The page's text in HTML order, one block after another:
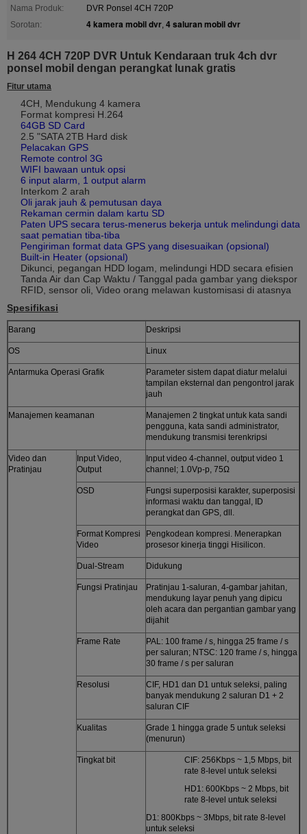
Nama Produk:
DVR Ponsel 4CH 720P
Sorotan:
4 kamera mobil dvr, 4 saluran mobil dvr
H 264 4CH 720P DVR Untuk Kendaraan truk 4ch dvr
ponsel mobil dengan perangkat lunak gratis
Fitur utama
4CH, Mendukung 4 kamera
Format kompresi H.264
64GB SD Card
2.5 "SATA 2TB Hard disk
Pelacakan GPS
Remote control 3G
WIFI bawaan untuk opsi
6 input alarm, 1 output alarm
Interkom 2 arah
Oli jarak jauh & pemutusan daya
Rekaman cermin dalam kartu SD
Paten UPS secara terus-menerus bekerja untuk melindungi data
saat pematian tiba-tiba
Pengiriman format data GPS yang disesuaikan (opsional)
Built-in Heater (opsional)
Dikunci, pegangan HDD logam, melindungi HDD secara efisien
Tanda Air dan Cap Waktu / Tanggal pada gambar yang diekspor
RFID, sensor oli, Video orang melawan kustomisasi di atasnya
Spesifikasi
Barang Deskripsi
OS Linux
Antarmuka Operasi Grafik
Parameter sistem dapat diatur melalui
tampilan eksternal dan pengontrol jarak
jauh
Manajemen keamanan
Manajemen 2 tingkat untuk kata sandi
pengguna, kata sandi administrator,
mendukung transmisi terenkripsi
Video dan
Pratinjau
Input Video,
Output
Input video 4-channel, output video 1
channel; 1.0Vp-p, 75Ω
OSD
Fungsi superposisi karakter, superposisi
informasi waktu dan tanggal, ID
perangkat dan GPS, dll.
Format Kompresi
Video
Pengkodean kompresi. Menerapkan
prosesor kinerja tinggi Hisilicon.
Dual-Stream Didukung
Fungsi Pratinjau
Pratinjau 1-saluran, 4-gambar jahitan,
mendukung layar penuh yang dipicu
oleh acara dan pergantian gambar yang
dijahit
Frame Rate
PAL: 100 frame / s, hingga 25 frame / s
per saluran; NTSC: 120 frame / s, hingga
30 frame / s per saluran
Resolusi
CIF, HD1 dan D1 untuk seleksi, paling
banyak mendukung 2 saluran D1 + 2
saluran CIF
Kualitas
Grade 1 hingga grade 5 untuk seleksi
(menurun)
Tingkat bit
CIF: 256Kbps ~ 1,5 Mbps, bit
rate 8-level untuk seleksi
HD1: 600Kbps ~ 2 Mbps, bit
rate 8-level untuk seleksi
D1: 800Kbps ~ 3Mbps, bit rate 8-level
untuk seleksi